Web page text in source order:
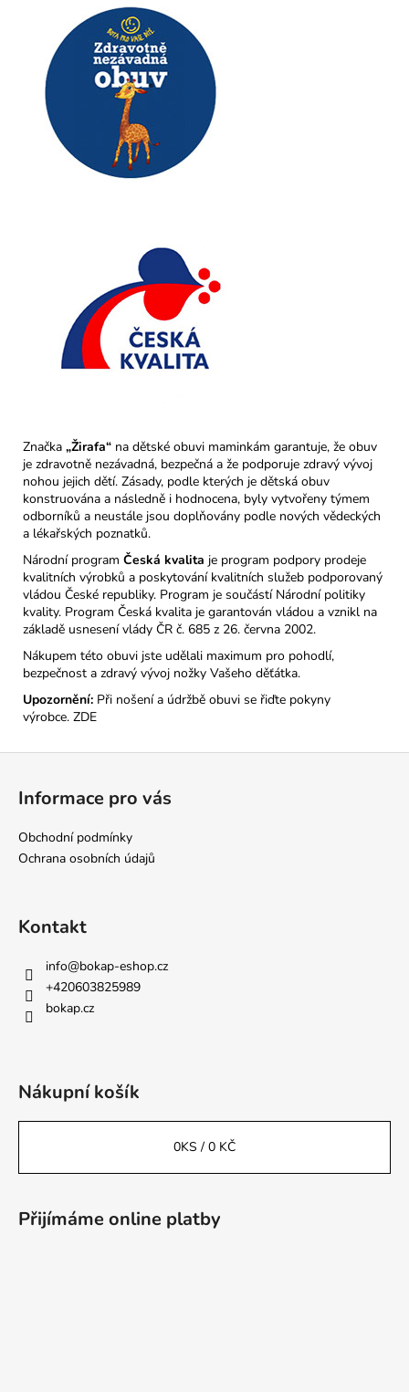
Značka „Žirafa“ na dětské obuvi maminkám garantuje, že obuv
je zdravotně nezávadná, bezpečná a že podporuje zdravý vývoj
nohou jejich dětí. Zásady, podle kterých je dětská obuv
konstruována a následně i hodnocena, byly vytvořeny týmem
odborníků a neustále jsou doplňovány podle nových vědeckých
a lékařských poznatků.
Národní program Česká kvalita je program podpory prodeje
kvalitních výrobků a poskytování kvalitních služeb podporovaný
vládou České republiky. Program je součástí Národní politiky
kvality. Program Česká kvalita je garantován vládou a vznikl na
základě usnesení vlády ČR č. 685 z 26. června 2002.
Nákupem této obuvi jste udělali maximum pro pohodlí,
bezpečnost a zdravý vývoj nožky Vašeho děťátka.
Upozornění: Při nošení a údržbě obuvi se řiďte pokyny
výrobce. ZDE
Informace pro vás
Obchodní podmínky
Ochrana osobních údajů
Kontakt
info@bokap-eshop.cz
+420603825989
bokap.cz
Nákupní košík
0KS / 0 KČ
Přijímáme online platby